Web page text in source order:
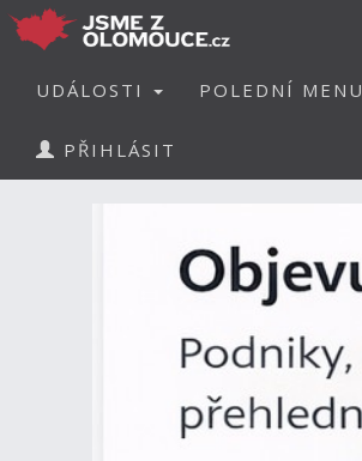
UDÁLOSTI POLEDNÍ MENU
PŘIHLÁSIT